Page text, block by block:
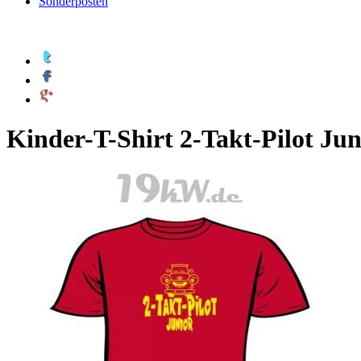
Kinder-T-Shirt 2-Takt-Pilot